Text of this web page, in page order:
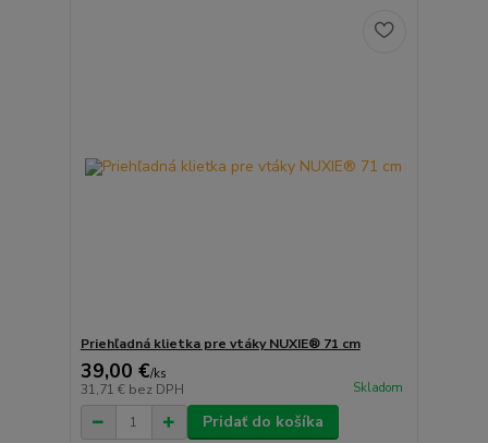
Priehľadná klietka pre vtáky NUXIE® 71 cm
39,00 €/ks
31,71 € bez DPH Skladom
Pridať do košíka